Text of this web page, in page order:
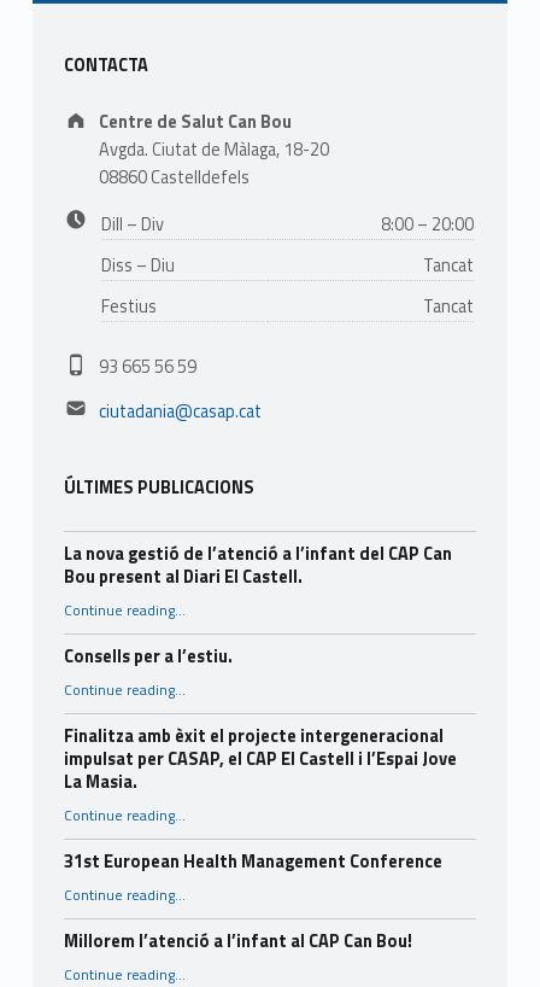
Sidebar
CONTACTA
Address:
Centre de Salut Can Bou
Avgda. Ciutat de Màlaga, 18-20
08860 Castelldefels
Business hours:
Dill – Div
8:00 – 20:00
Diss – Diu
Tancat
Festius
Tancat
Phone number:
93 665 56 59
Email address:
ciutadania@casap.cat
ÚLTIMES PUBLICACIONS
La nova gestió de l’atenció a l’infant del CAP Can
Bou present al Diari El Castell.
Continue reading“La nova gestió de l’atenció a l’infant del CAP Can Bou present al Diari El Castell.”
…
Consells per a l’estiu.
Continue reading…
Finalitza amb èxit el projecte intergeneracional
impulsat per CASAP, el CAP El Castell i l’Espai Jove
La Masia.
Continue reading“Finalitza amb èxit el projecte intergeneracional impulsat per CASAP, el CAP El Castell i l’Espai Jove La Masia.”
…
31st European Health Management Conference
Continue reading“31st European Health Management Conference”
…
Millorem l’atenció a l’infant al CAP Can Bou!
Continue reading“Millorem l’atenció a l’infant al CAP Can Bou!”
…